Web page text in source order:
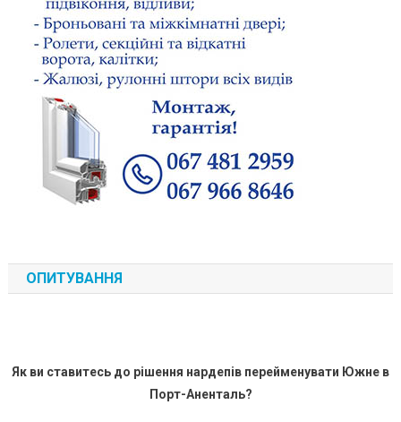
ОПИТУВАННЯ
Як ви ставитесь до рішення нардепів перейменувати Южне в
Порт-Аненталь?